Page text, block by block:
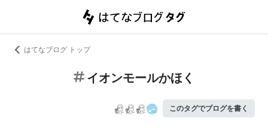
はてなブログ トップ
イオンモールかほく
このタグでブログを書く